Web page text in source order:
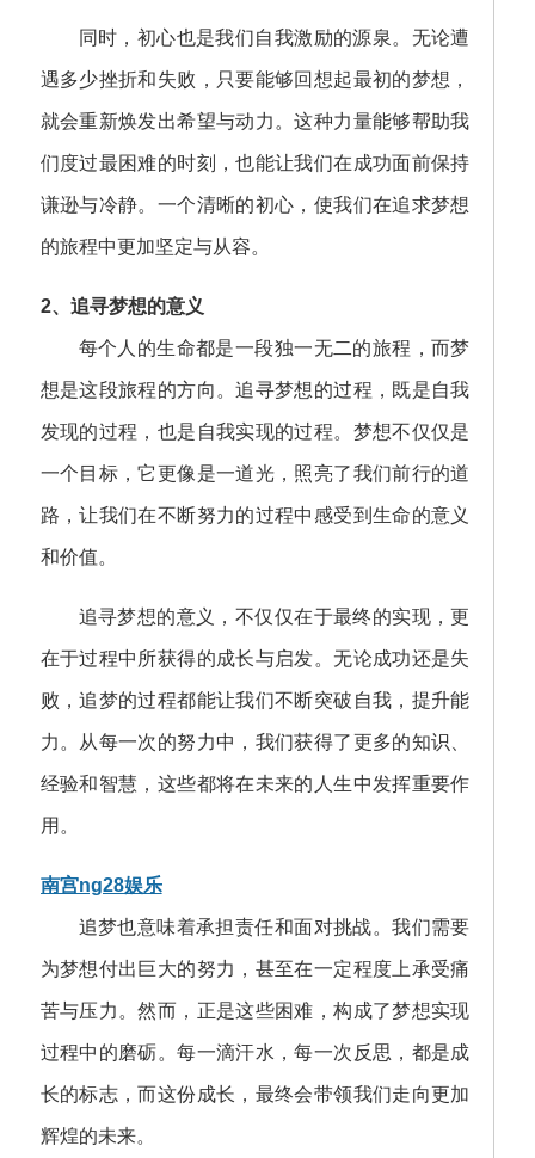
同时，初心也是我们自我激励的源泉。无论遭
遇多少挫折和失败，只要能够回想起最初的梦想，
就会重新焕发出希望与动力。这种力量能够帮助我
们度过最困难的时刻，也能让我们在成功面前保持
谦逊与冷静。一个清晰的初心，使我们在追求梦想
的旅程中更加坚定与从容。
2、追寻梦想的意义
每个人的生命都是一段独一无二的旅程，而梦
想是这段旅程的方向。追寻梦想的过程，既是自我
发现的过程，也是自我实现的过程。梦想不仅仅是
一个目标，它更像是一道光，照亮了我们前行的道
路，让我们在不断努力的过程中感受到生命的意义
和价值。
追寻梦想的意义，不仅仅在于最终的实现，更
在于过程中所获得的成长与启发。无论成功还是失
败，追梦的过程都能让我们不断突破自我，提升能
力。从每一次的努力中，我们获得了更多的知识、
经验和智慧，这些都将在未来的人生中发挥重要作
用。
南宫ng28娱乐
追梦也意味着承担责任和面对挑战。我们需要
为梦想付出巨大的努力，甚至在一定程度上承受痛
苦与压力。然而，正是这些困难，构成了梦想实现
过程中的磨砺。每一滴汗水，每一次反思，都是成
长的标志，而这份成长，最终会带领我们走向更加
辉煌的未来。